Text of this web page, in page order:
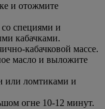
и отожмите
специями и
кабачками.
кабачковой массе.
масло и выложите
или ломтиками и
огне 10-12 минут.